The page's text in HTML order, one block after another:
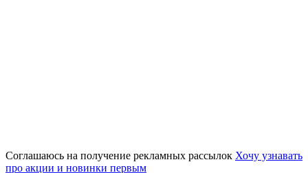
Соглашаюсь на получение рекламных рассылок Хочу узнавать
про акции и новинки первым